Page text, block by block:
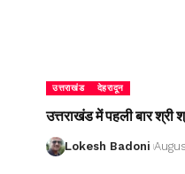
उत्तराखंड देहरादून
उत्तराखंड में पहली बार श्री
Lokesh Badoni